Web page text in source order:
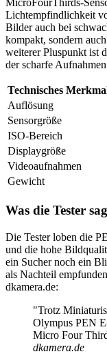
MicroFourThirds-
Lichtempfindlichkeit
Bilder auch bei
kompakt, sondern
weiterer Pluspunkt ist
der scharfe
Technisches
Auflösung
Sensorgröße
ISO-Bereich
Displaygröße
Videoaufnahmen
Gewicht
Was die Tester
Die Tester loben die
und die hohe
ein Sucher noch ein
als Nachteil
dkamera.de:
"Trotz
Olympus PEN
Micro Four
dkamera.de